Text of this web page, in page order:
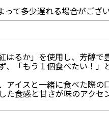
て多少遅れる場合がござい
はるか」を使用し、芳醇
、「もう１個食べたい！
アイスと一緒に食べた際の
た食感と甘さが味のアクセ